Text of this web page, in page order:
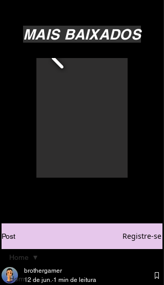
MAIS BAIXADOS
Post Registre-se
Home
Home
brothergamer
12 de jun. 1 min de leitura